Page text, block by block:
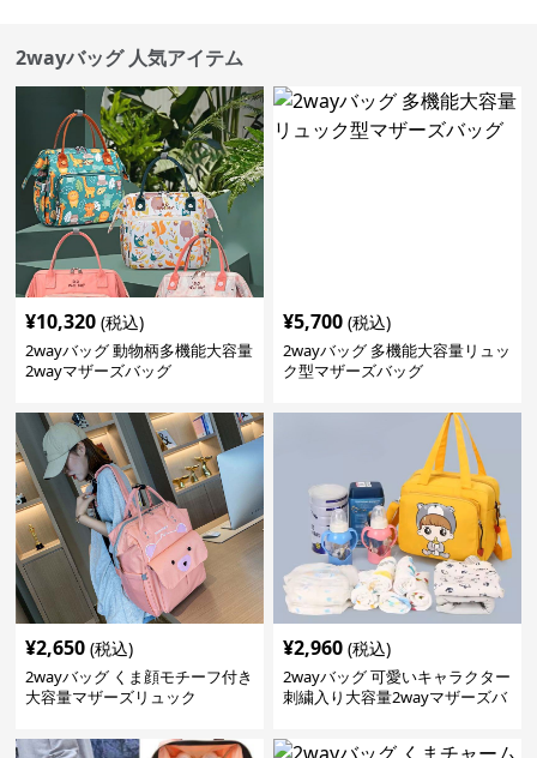
2wayバッグ 人気アイテム
¥10,320 (税込)
2wayバッグ 動物柄多機能大容量
2wayマザーズバッグ
¥5,700 (税込)
2wayバッグ 多機能大容量リュッ
ク型マザーズバッグ
¥2,650 (税込)
2wayバッグ くま顔モチーフ付き
大容量マザーズリュック
¥2,960 (税込)
2wayバッグ 可愛いキャラクター
刺繍入り大容量2wayマザーズバ